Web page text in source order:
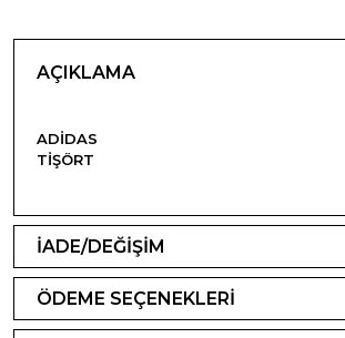
AÇIKLAMA
ADIDAS
TIŞÖRT
İADE/DEĞİŞİM
ÖDEME SEÇENEKLERİ